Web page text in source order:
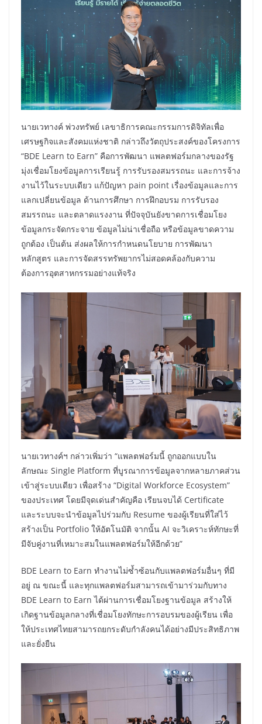
นายเวทางค์ พ่วงทรัพย์ เลขาธิการคณะกรรมการดิจิทัลเพื่อ
เศรษฐกิจและสังคมแห่งชาติ กล่าวถึงวัตถุประสงค์ของโครงการ
“BDE Learn to Earn” คือการพัฒนา แพลตฟอร์มกลางของรัฐ
มุ่งเชื่อมโยงข้อมูลการเรียนรู้ การรับรองสมรรถนะ และการจ้าง
งานไว้ในระบบเดียว แก้ปัญหา pain point เรื่องข้อมูลและการ
แลกเปลี่ยนข้อมูล ด้านการศึกษา การฝึกอบรม การรับรอง
สมรรถนะ และตลาดแรงงาน ที่ปัจจุบันยังขาดการเชื่อมโยง
ข้อมูลกระจัดกระจาย ข้อมูลไม่น่าเชื่อถือ หรือข้อมูลขาดความ
ถูกต้อง เป็นต้น ส่งผลให้การกำหนดนโยบาย การพัฒนา
หลักสูตร และการจัดสรรทรัพยากรไม่สอดคล้องกับความ
ต้องการอุตสาหกรรมอย่างแท้จริง
นายเวทางค์ฯ กล่าวเพิ่มว่า “แพลตฟอร์มนี้ ถูกออกแบบใน
ลักษณะ Single Platform ที่บูรณาการข้อมูลจากหลายภาคส่วน
เข้าสู่ระบบเดียว เพื่อสร้าง “Digital Workforce Ecosystem”
ของประเทศ โดยมีจุดเด่นสำคัญคือ เรียนจบได้ Certificate
และระบบจะนำข้อมูลไปร่วมกับ Resume ของผู้เรียนที่ใส่ไว้
สร้างเป็น Portfolio ให้อัตโนมัติ จากนั้น AI จะวิเคราะห์ทักษะที่
มีจับคู่งานที่เหมาะสมในแพลตฟอร์มให้อีกด้วย”
BDE Learn to Earn ทำงานไม่ซ้ำซ้อนกับแพลตฟอร์มอื่นๆ ที่มี
อยู่ ณ ขณะนี้ และทุกแพลตฟอร์มสามารถเข้ามาร่วมกับทาง
BDE Learn to Earn ได้ผ่านการเชื่อมโยงฐานข้อมูล สร้างให้
เกิดฐานข้อมูลกลางที่เชื่อมโยงทักษะการอบรมของผู้เรียน เพื่อ
ให้ประเทศไทยสามารถยกระดับกำลังคนได้อย่างมีประสิทธิภาพ
และยั่งยืน